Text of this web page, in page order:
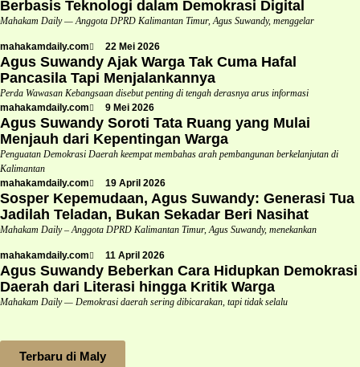
Berbasis Teknologi dalam Demokrasi Digital
Mahakam Daily — Anggota DPRD Kalimantan Timur, Agus Suwandy, menggelar
mahakamdaily.com 22 Mei 2026
Agus Suwandy Ajak Warga Tak Cuma Hafal
Pancasila Tapi Menjalankannya
Perda Wawasan Kebangsaan disebut penting di tengah derasnya arus informasi
mahakamdaily.com
9 Mei 2026
Agus Suwandy Soroti Tata Ruang yang Mulai
Menjauh dari Kepentingan Warga
Penguatan Demokrasi Daerah keempat membahas arah pembangunan berkelanjutan di
Kalimantan
mahakamdaily.com
19 April 2026
Sosper Kepemudaan, Agus Suwandy: Generasi Tua
Jadilah Teladan, Bukan Sekadar Beri Nasihat
Mahakam Daily – Anggota DPRD Kalimantan Timur, Agus Suwandy, menekankan
mahakamdaily.com 11 April 2026
Agus Suwandy Beberkan Cara Hidupkan Demokrasi
Daerah dari Literasi hingga Kritik Warga
Mahakam Daily — Demokrasi daerah sering dibicarakan, tapi tidak selalu
Terbaru di Maly